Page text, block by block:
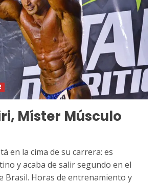
Míster Músculo
en la cima de su carrera: es
y acaba de salir segundo en el
Brasil. Horas de entrenamiento y